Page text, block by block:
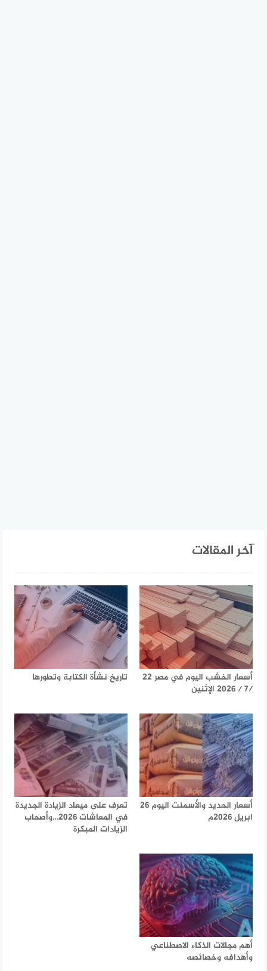
آخر المقالات
أسعار الخشب اليوم في مصر 22
/7 / 2026 الإثنين
تاريخ نشأة الكتابة وتطورها
أسعار الحديد والأسمنت اليوم 26
ابريل 2026م
تعرف على ميعاد الزيادة الجديدة
في المعاشات 2026…وأصحاب
الزيادات المبكرة
أهم مجالات الذكاء الاصطناعي
وأهدافه وخصائصه